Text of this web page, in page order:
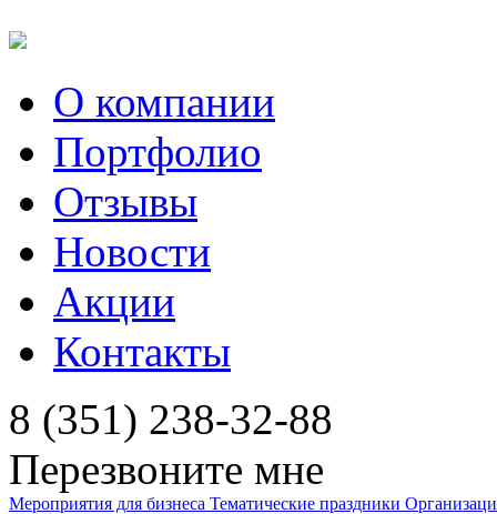
О компании
Портфолио
Отзывы
Новости
Акции
Контакты
8 (351) 238-32-88
Перезвоните мне
Мероприятия для бизнеса Тематические праздники